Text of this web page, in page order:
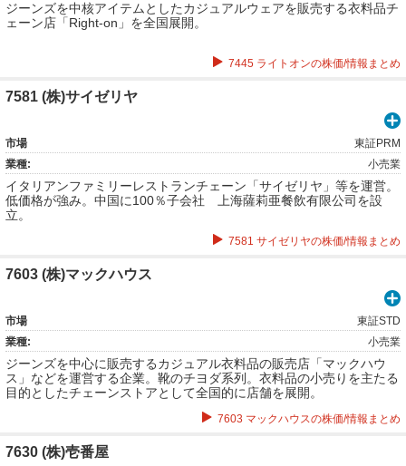
ジーンズを中核アイテムとしたカジュアルウェアを販売する衣料品チ
ェーン店「Right-on」を全国展開。
7445 ライトオンの株価/情報まとめ
7581 (株)サイゼリヤ
市場
東証PRM
業種:
小売業
イタリアンファミリーレストランチェーン「サイゼリヤ」等を運営。
低価格が強み。中国に100％子会社 上海薩莉亜餐飲有限公司を設
立。
7581 サイゼリヤの株価/情報まとめ
7603 (株)マックハウス
市場
東証STD
業種:
小売業
ジーンズを中心に販売するカジュアル衣料品の販売店「マックハウ
ス」などを運営する企業。靴のチヨダ系列。衣料品の小売りを主たる
目的としたチェーンストアとして全国的に店舗を展開。
7603 マックハウスの株価/情報まとめ
7630 (株)壱番屋